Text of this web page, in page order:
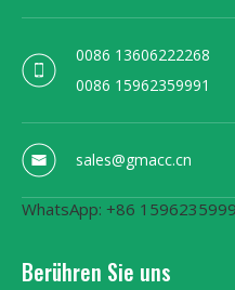
0086 13606222268
0086 15962359991
sales@gmacc.cn
WhatsApp: +86
Berühren Sie uns